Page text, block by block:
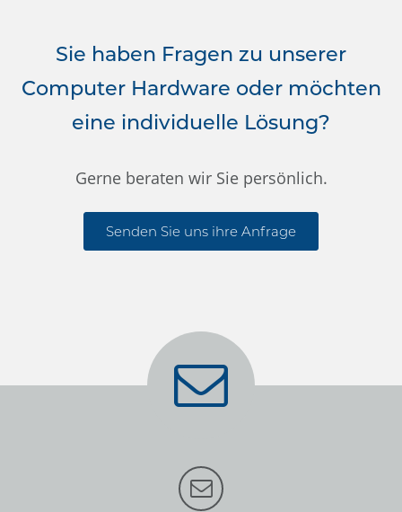
Sie haben Fragen zu unserer
Computer Hardware oder möchten
eine individuelle Lösung?
Gerne beraten wir Sie persönlich.
Senden Sie uns ihre Anfrage